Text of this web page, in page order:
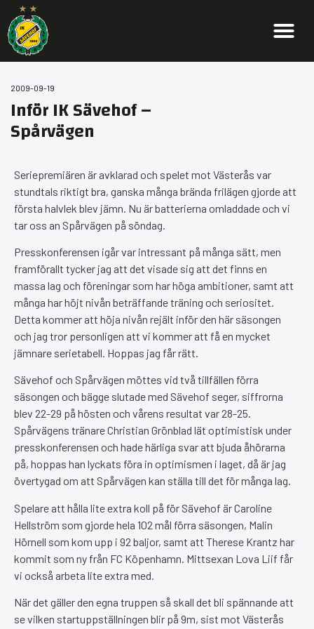
2009-09-19
Inför IK Sävehof –
Spårvägen
Seriepremiären är avklarad och spelet mot Västerås var
stundtals riktigt bra, ganska många brända frilägen gjorde att
första halvlek blev jämn. Nu är batterierna omladdade och vi
tar oss an Spårvägen på söndag.
Presskonferensen igår var intressant på många sätt, men
framförallt tycker jag att det visade sig att det finns en
massa lag och föreningar som har höga ambitioner, samt att
många har höjt nivån beträffande träning och seriositet.
Detta kommer att höja nivån rejält inför den här säsongen
och jag tror personligen att vi kommer att få en mycket
jämnare serietabell. Hoppas jag får rätt.
Sävehof och Spårvägen möttes vid två tillfällen förra
säsongen och bägge slutade med Sävehof seger, siffrorna
blev 22-29 på hösten och vårens resultat var 28-25.
Spårvägens tränare Christian Grönblad lät optimistisk under
presskonferensen och hade härliga svar att bjuda åhörarna
på, hoppas han lyckats föra in optimismen i laget, då är jag
övertygad om att Spårvägen kan ställa till det för många lag.
Spelare att hålla lite extra koll på för Sävehof är Caroline
Hellström som gjorde hela 102 mål förra säsongen, Malin
Hörnell som kom upp i 92 baljor, samt att Therese Krantz har
kommit som ny från FC Köpenhamn. Mittsexan Lova Liif får
vi också arbeta lite extra med.
När det gäller den egna truppen så skall det bli spännande att
se vilken startuppställningen blir på 9m, sist mot Västerås